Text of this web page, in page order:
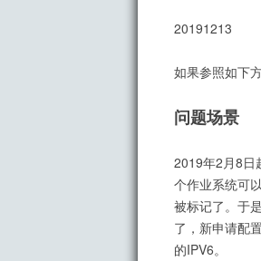
20191213
如果参照如下
问题场景
2019年2月8日
个作业系统可
被标记了。于
了，新申请配
的IPV6。